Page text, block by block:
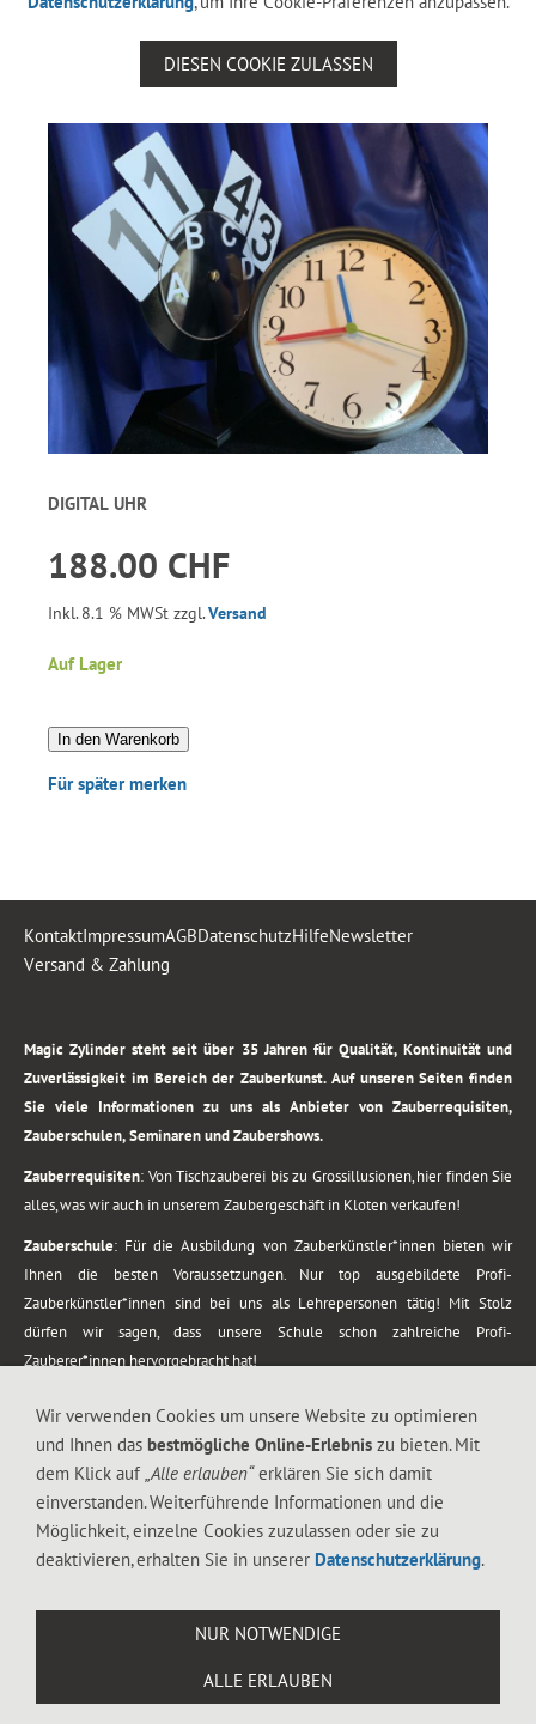
DIESEN COOKIE ZULASSEN
DIGITAL UHR
188.00 CHF
Inkl. 8.1 % MWSt zzgl.Versand
Auf Lager
In den Warenkorb
Für später merken
KontaktImpressumAGBDatenschutzHilfeNewsletter
Versand & Zahlung
Magic Zylinder steht seit über 35 Jahren für Qualität, Kontinuität und
Zuverlässigkeit im Bereich der Zauberkunst. Auf unseren Seiten finden
Sie viele Informationen zu uns als Anbieter von Zauberrequisiten,
Zauberschulen, Seminaren und Zaubershows.
Zauberrequisiten: Von Tischzauberei bis zu Grossillusionen, hier finden Sie
alles, was wir auch in unserem Zaubergeschäft in Kloten verkaufen!
Zauberschule: Für die Ausbildung von Zauberkünstler*innen bieten wir
Ihnen die besten Voraussetzungen. Nur top ausgebildete Profi-
Zauberkünstler*innen sind bei uns als Lehrepersonen tätig! Mit Stolz
dürfen wir sagen, dass unsere Schule schon zahlreiche Profi-
Zauberer*innen hervorgebracht hat!
vom Kinderprogramm bis zur Tischzauberei. Lassen Sie sich faszinieren von
meiner Zauber-Sprech-Show, angerührt mit sprachlichen Sequenzen,
gewürzt mit Gags und visuellen Illusionen wie Kaninchen, Vasen, Seilen,
Flughafenstrasse 4, 8302 Kloten
Wir verwenden Cookies um unsere Website zu optimieren
und Ihnen das bestmögliche Online-Erlebnis zu bieten. Mit
dem Klick auf „Alle erlauben“erklären Sie sich damit
einverstanden. Weiterführende Informationen und die
Möglichkeit, einzelne Cookies zuzulassen oder sie zu
deaktivieren, erhalten Sie in unserer Datenschutzerklärung.
NUR NOTWENDIGE
ALLE ERLAUBEN